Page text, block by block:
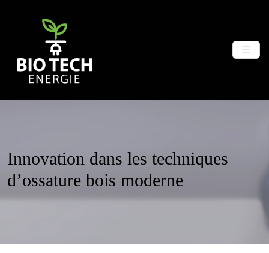
Innovation dans les techniques
d’ossature bois moderne